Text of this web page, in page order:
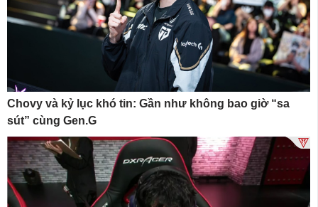
Chovy và kỷ lục khó tin: Gần như không bao giờ “sa
sút” cùng Gen.G